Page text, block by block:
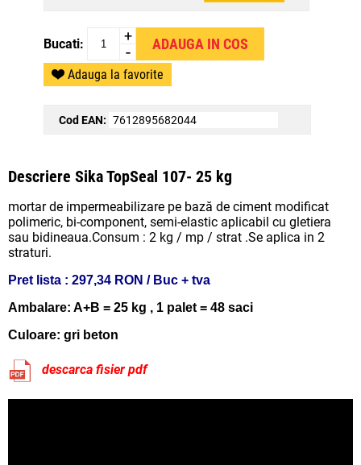
Bucati: +
-
Adauga la favorite
Cod EAN: 7612895682044
Descriere Sika TopSeal 107- 25 kg
mortar de impermeabilizare pe bază de ciment modificat
polimeric, bi-component, semi-elastic aplicabil cu gletiera
sau bidineaua.Consum : 2 kg / mp / strat .Se aplica in 2
straturi.
Pret lista : 297,34 RON / Buc + tva
Ambalare: A+B = 25 kg , 1 palet = 48 saci
Culoare: gri beton
descarca fisier pdf